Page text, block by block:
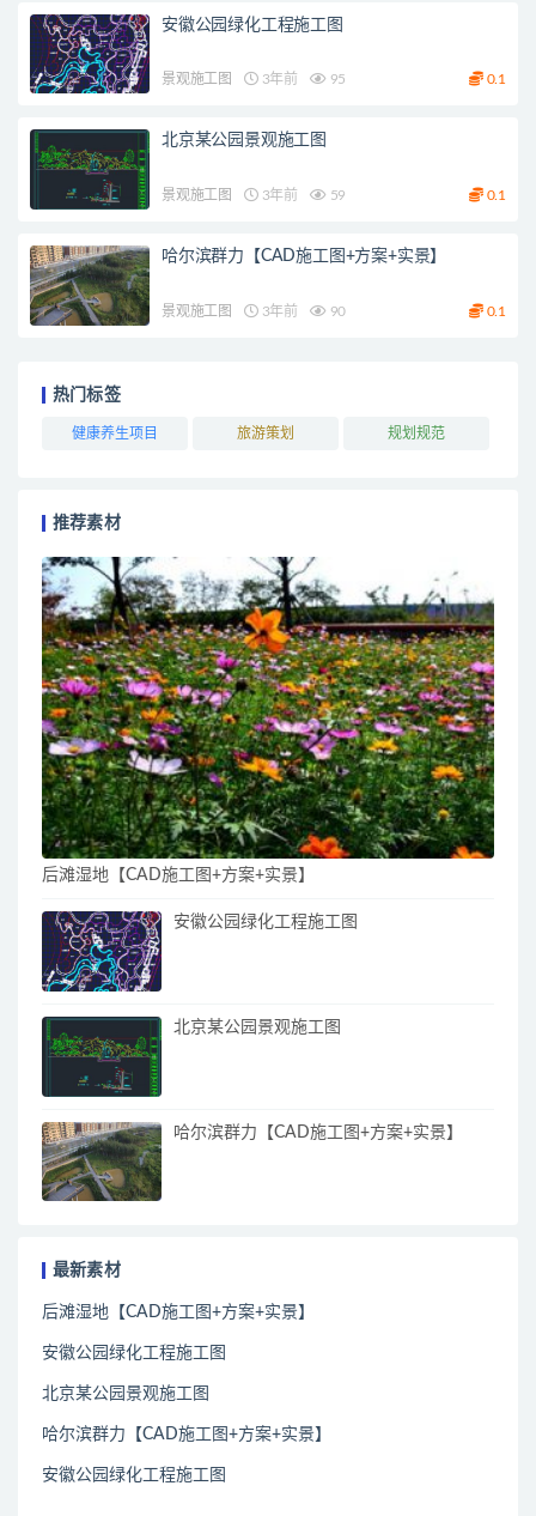
安徽公园绿化工程施工图
景观施工图 3年前 95 0.1
北京某公园景观施工图
景观施工图 3年前 59 0.1
哈尔滨群力【CAD施工图+方案+实景】
景观施工图 3年前 90 0.1
热门标签
健康养生项目 旅游策划 规划规范
推荐素材
后滩湿地【CAD施工图+方案+实景】
安徽公园绿化工程施工图
北京某公园景观施工图
哈尔滨群力【CAD施工图+方案+实景】
最新素材
后滩湿地【CAD施工图+方案+实景】
安徽公园绿化工程施工图
北京某公园景观施工图
哈尔滨群力【CAD施工图+方案+实景】
安徽公园绿化工程施工图